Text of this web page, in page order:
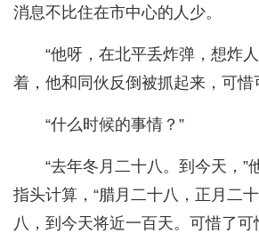
消息不比住在市中心的人少。
“他呀，在北平丢炸弹，想炸
着，他和同伙反倒被抓起来，可惜
“什么时候的事情？”
“去年冬月二十八。到今天，”
指头计算，“腊月二十八，正月二
八，到今天将近一百天。可惜了